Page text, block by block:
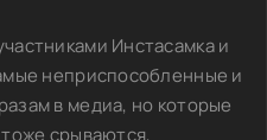
Инстасамка и
неприспособленные и
в медиа, но которые
срываются,